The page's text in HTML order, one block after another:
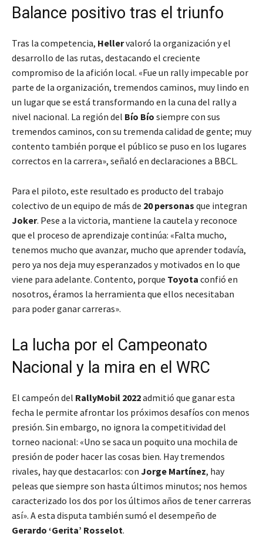
Balance positivo tras el triunfo
Tras la competencia, Hellervaloró la organización y el
desarrollo de las rutas, destacando el creciente
compromiso de la afición local. «Fue un rally impecable por
parte de la organización, tremendos caminos, muy lindo en
un lugar que se está transformando en la cuna del rally a
nivel nacional. La región del Bío Bío siempre con sus
tremendos caminos, con su tremenda calidad de gente; muy
contento también porque el público se puso en los lugares
correctos en la carrera», señaló en declaraciones a BBCL.
Para el piloto, este resultado es producto del trabajo
colectivo de un equipo de más de 20 personas que integran
Joker. Pese a la victoria, mantiene la cautela y reconoce
que el proceso de aprendizaje continúa: «Falta mucho,
tenemos mucho que avanzar, mucho que aprender todavía,
pero ya nos deja muy esperanzados y motivados en lo que
viene para adelante. Contento, porque Toyota confió en
nosotros, éramos la herramienta que ellos necesitaban
para poder ganar carreras».
La lucha por el Campeonato
Nacional y la mira en el WRC
El campeón del RallyMobil 2022admitió que ganar esta
fecha le permite afrontar los próximos desafíos con menos
presión. Sin embargo, no ignora la competitividad del
torneo nacional: «Uno se saca un poquito una mochila de
presión de poder hacer las cosas bien. Hay tremendos
rivales, hay que destacarlos: con Jorge Martínez, hay
peleas que siempre son hasta últimos minutos; nos hemos
caracterizado los dos por los últimos años de tener carreras
así». A esta disputa también sumó el desempeño de
Gerardo ‘Gerita’ Rosselot.